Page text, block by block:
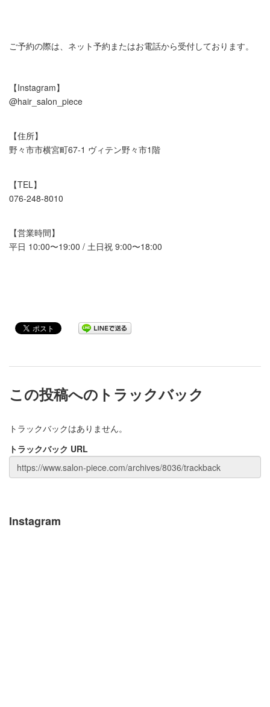
ご予約の際は、ネット予約またはお電話から受付しております。
【Instagram】
@hair_salon_piece
【住所】
野々市市横宮町67-1 ヴィテン野々市1階
【TEL】
076-248-8010
【営業時間】
平日 10:00〜19:00 / 土日祝 9:00〜18:00
この投稿へのトラックバック
トラックバックはありません。
トラックバック URL
Instagram